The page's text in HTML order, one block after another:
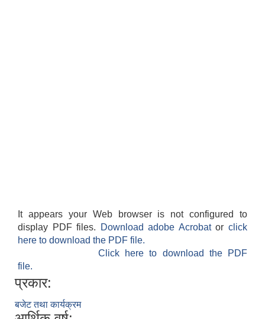
It appears your Web browser is not configured to
display PDF files.
Download adobe Acrobatorclick
here to download the PDF file.
Click here to download the PDF
file.
प्रकार:
बजेट तथा कार्यक्रम